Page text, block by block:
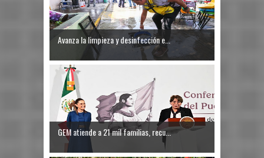
Avanza la limpieza y desinfección e...
GEM atiende a 21 mil familias, recu...